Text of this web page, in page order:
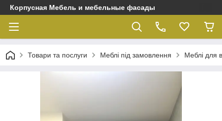
Корпусная Мебель и мебельные фасады
Товари та послуги Меблі під замовлення Меблі для